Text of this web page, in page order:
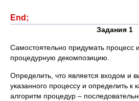
End;
Задания 1
Самостоятельно придумать процесс
процедурную декомпозицию.
Определить, что является входом и
указанного процессу и определить к
алгоритм процедур –